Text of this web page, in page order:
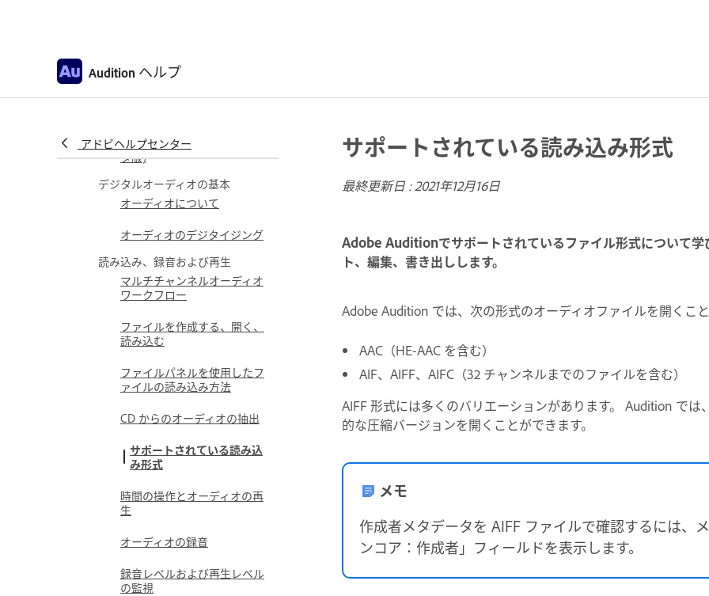
Audition ヘルプ
アドビヘルプセンター
タマイズと保存
ショートカットの検索とカス
マイクチェックを実行 (ベー
タ版)
デジタルオーディオの基本
オーディオについて
オーディオのデジタイジング
読み込み、録音および再生
マルチチャンネルオーディオ
ワークフロー
ファイルを作成する、開く、
読み込む
ファイルパネルを使用したフ
ァイルの読み込み方法
CD からのオーディオの抽出
サポートされている読み込
み形式
時間の操作とオーディオの再
生
オーディオの録音
録音レベルおよび再生レベル
の監視
サポートされている読み込み形式
最終更新日 :2021年12月16日
Adobe Auditionでサポートされているファイル形式について学
ト、編集、書き出しします。
Adobe Audition では、次の形式のオーディオファイルを開くこと
AAC（HE-AAC を含む）
AIF、AIFF、AIFC（32 チャンネルまでのファイルを含む）
AIFF 形式には多くのバリエーションがあります。 Audition で
的な圧縮バージョンを開くことができます。
メモ
作成者メタデータを AIFF ファイルで確認するには、
ンコア：作成者」フィールドを表示します。